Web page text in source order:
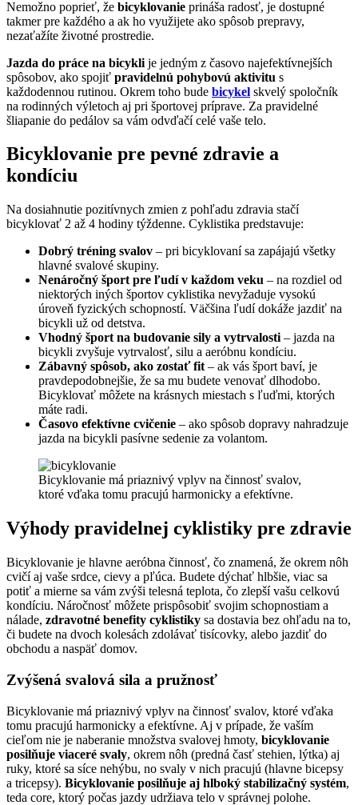
Nemožno poprieť, že bicyklovanie prináša radosť, je dostupné
takmer pre každého a ak ho využijete ako spôsob prepravy,
nezaťažíte životné prostredie.
Jazda do práce na bicykli je jedným z časovo najefektívnejších
spôsobov, ako spojiť pravidelnú pohybovú aktivitu s
každodennou rutinou. Okrem toho bude bicykel skvelý spoločník
na rodinných výletoch aj pri športovej príprave. Za pravidelné
šliapanie do pedálov sa vám odvďačí celé vaše telo.
Bicyklovanie pre pevné zdravie a
kondíciu
Na dosiahnutie pozitívnych zmien z pohľadu zdravia stačí
bicyklovať 2 až 4 hodiny týždenne. Cyklistika predstavuje:
Dobrý tréning svalov – pri bicyklovaní sa zapájajú všetky
hlavné svalové skupiny.
Nenáročný šport pre ľudí v každom veku – na rozdiel od
niektorých iných športov cyklistika nevyžaduje vysokú
úroveň fyzických schopností. Väčšina ľudí dokáže jazdiť na
bicykli už od detstva.
Vhodný šport na budovanie sily a vytrvalosti – jazda na
bicykli zvyšuje vytrvalosť, silu a aeróbnu kondíciu.
Zábavný spôsob, ako zostať fit – ak vás šport baví, je
pravdepodobnejšie, že sa mu budete venovať dlhodobo.
Bicyklovať môžete na krásnych miestach s ľuďmi, ktorých
máte radi.
Časovo efektívne cvičenie – ako spôsob dopravy nahradzuje
jazda na bicykli pasívne sedenie za volantom.
Bicyklovanie má priaznivý vplyv na činnosť svalov,
ktoré vďaka tomu pracujú harmonicky a efektívne.
Výhody pravidelnej cyklistiky pre zdravie
Bicyklovanie je hlavne aeróbna činnosť, čo znamená, že okrem nôh
cvičí aj vaše srdce, cievy a pľúca. Budete dýchať hlbšie, viac sa
potiť a mierne sa vám zvýši telesná teplota, čo zlepší vašu celkovú
kondíciu. Náročnosť môžete prispôsobiť svojim schopnostiam a
nálade, zdravotné benefity cyklistiky sa dostavia bez ohľadu na to,
či budete na dvoch kolesách zdolávať tisícovky, alebo jazdiť do
obchodu a naspäť domov.
Zvýšená svalová sila a pružnosť
Bicyklovanie má priaznivý vplyv na činnosť svalov, ktoré vďaka
tomu pracujú harmonicky a efektívne. Aj v prípade, že vaším
cieľom nie je naberanie množstva svalovej hmoty, bicyklovanie
posilňuje viaceré svaly, okrem nôh (predná časť stehien, lýtka) aj
ruky, ktoré sa síce nehýbu, no svaly v nich pracujú (hlavne bicepsy
a tricepsy). Bicyklovanie posilňuje aj hlboký stabilizačný systém,
teda core, ktorý počas jazdy udržiava telo v správnej polohe.